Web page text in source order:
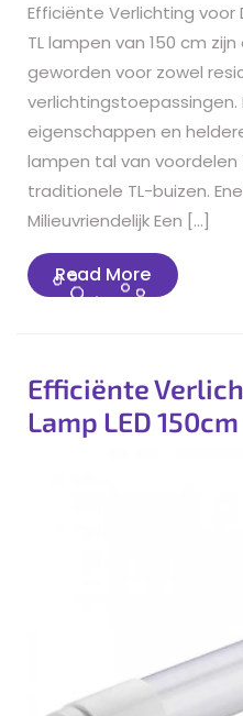
Efficiënte Verlichting voor
TL lampen van 150 cm
geworden voor zowel
verlichtingstoepassingen.
eigenschappen en
lampen tal van
traditionele TL-buizen.
Milieuvriendelijk Een […]
Read MoreRead
More
Efficiënte
Lamp LED 150cm